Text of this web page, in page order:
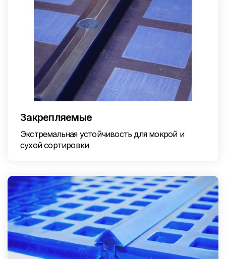
Закрепляемые
Экстремальная устойчивость для мокрой и
сухой сортировки